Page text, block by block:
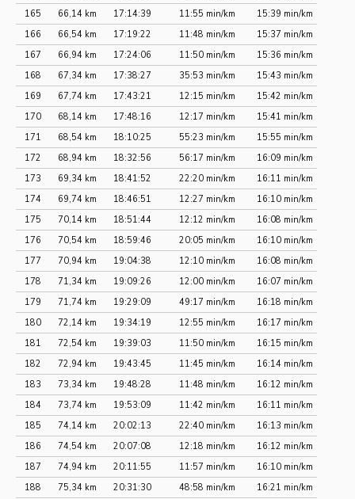
165
66,14 km 17:14:39 11:55 min/km
15:39 min/km
166
66,54 km 17:19:22 11:48 min/km
15:37 min/km
167
66,94 km 17:24:06 11:50 min/km
15:36 min/km
168
67,34 km 17:38:27 35:53 min/km
15:43 min/km
169
67,74 km 17:43:21 12:15 min/km
15:42 min/km
170
68,14 km 17:48:16 12:17 min/km
15:41 min/km
171
68,54 km 18:10:25 55:23 min/km
15:55 min/km
172
68,94 km 18:32:56 56:17 min/km
16:09 min/km
173
69,34 km 18:41:52 22:20 min/km
16:11 min/km
174
69,74 km 18:46:51 12:27 min/km
16:10 min/km
175
70,14 km 18:51:44 12:12 min/km
16:08 min/km
176
70,54 km 18:59:46 20:05 min/km
16:10 min/km
177
70,94 km 19:04:38 12:10 min/km
16:08 min/km
178
71,34 km 19:09:26 12:00 min/km
16:07 min/km
179
71,74 km 19:29:09 49:17 min/km
16:18 min/km
180
72,14 km 19:34:19 12:55 min/km
16:17 min/km
181
72,54 km 19:39:03 11:50 min/km
16:15 min/km
182
72,94 km 19:43:45 11:45 min/km
16:14 min/km
183
73,34 km 19:48:28 11:48 min/km
16:12 min/km
184
73,74 km 19:53:09 11:42 min/km
16:11 min/km
185
74,14 km 20:02:13 22:40 min/km
16:13 min/km
186
74,54 km 20:07:08 12:18 min/km
16:12 min/km
187
74,94 km 20:11:55 11:57 min/km
16:10 min/km
188
75,34 km 20:31:30 48:58 min/km
16:21 min/km